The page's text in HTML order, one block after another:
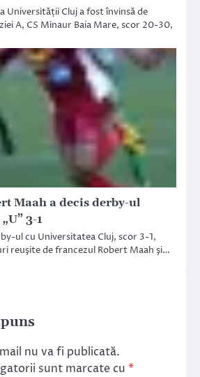
Universității Cluj a fost învinsă de
A, CS Minaur Baia Mare, scor 20-30,
Maah a decis derby-ul
3-1
ul cu Universitatea Cluj, scor 3-1,
reuşite de francezul Robert Maah şi…
nu va fi publicată.
sunt marcate cu *